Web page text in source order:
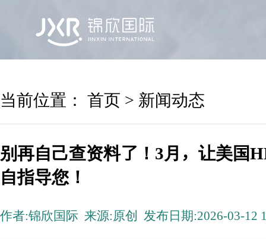
当前位置： 首页 > 新闻动态
别再自己查资料了！3月，让美国
自指导您！
作者:锦欣国际 来源:原创 发布日期:2026-03-12